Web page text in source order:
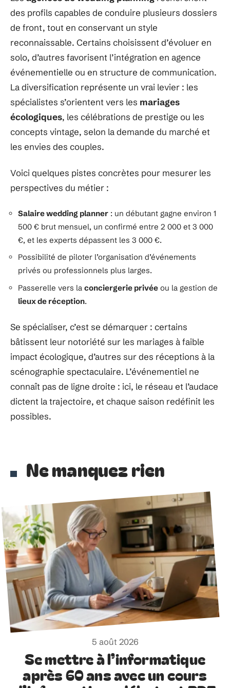
des profils capables de conduire plusieurs dossiers
de front, tout en conservant un style
reconnaissable. Certains choisissent d’évoluer en
solo, d’autres favorisent l’intégration en agence
événementielle ou en structure de communication.
La diversification représente un vrai levier : les
spécialistes s’orientent vers les mariages
écologiques, les célébrations de prestige ou les
concepts vintage, selon la demande du marché et
les envies des couples.
Voici quelques pistes concrètes pour mesurer les
perspectives du métier :
Salaire wedding planner : un débutant gagne environ 1
500 € brut mensuel, un confirmé entre 2 000 et 3 000
€, et les experts dépassent les 3 000 €.
Possibilité de piloter l’organisation d’événements
privés ou professionnels plus larges.
Passerelle vers la conciergerie privée ou la gestion de
lieux de réception.
Se spécialiser, c’est se démarquer : certains
bâtissent leur notoriété sur les mariages à faible
impact écologique, d’autres sur des réceptions à la
scénographie spectaculaire. L’événementiel ne
connaît pas de ligne droite : ici, le réseau et l’audace
dictent la trajectoire, et chaque saison redéfinit les
possibles.
Ne manquez rien
5 août 2026
Se mettre à l’informatique
après 60 ans avec un cours